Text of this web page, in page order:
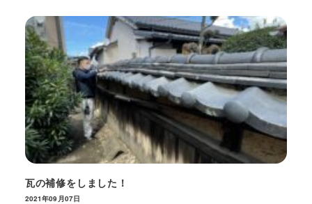
瓦の補修をしました！
2021年09月07日